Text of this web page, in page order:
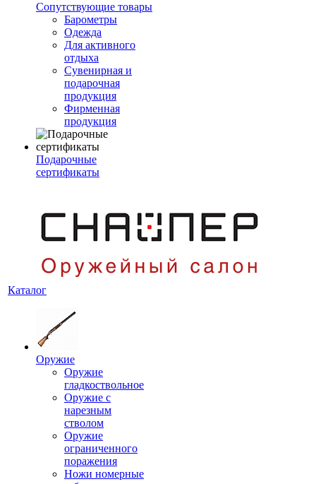
Сопутствующие товары
Барометры
Одежда
Для активного
отдыха
Сувенирная и
подарочная
продукция
Фирменная
продукция
Подарочные
сертификаты
Каталог
Оружие
Оружие
гладкоствольное
Оружие с
нарезным
стволом
Оружие
ограниченного
поражения
Ножи номерные